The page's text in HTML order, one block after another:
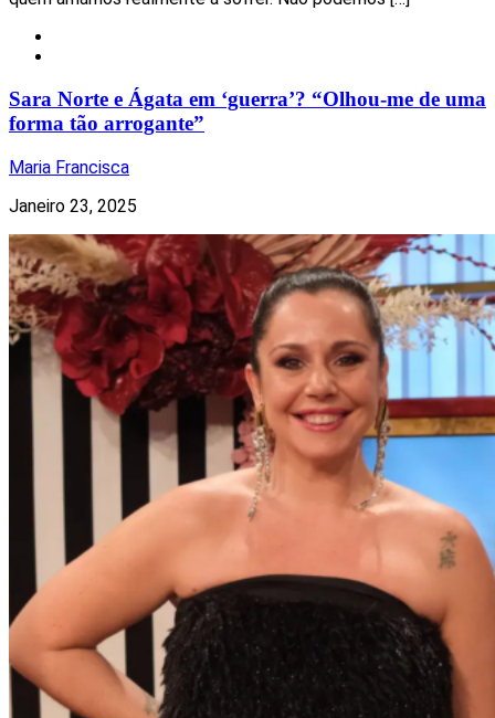
Sara Norte e Ágata em ‘guerra’? “Olhou-me de uma
forma tão arrogante”
Maria Francisca
Janeiro 23, 2025